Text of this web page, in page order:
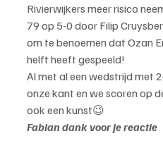
Rivierwijkers meer risico
79 op 5-0 door Filip
om te benoemen dat Ozan
helft heeft gespeeld!
Al met al een wedstrijd met
onze kant en we scoren op
ook een kunst😉
Fabian dank voor je reactie